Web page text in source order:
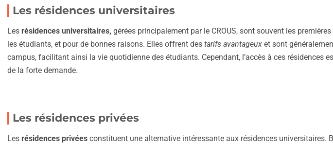
Les résidences universitaires
Les résidences universitaires, gérées principalement par le CROUS, sont souvent les
les étudiants, et pour de bonnes raisons. Elles offrent des tarifs avantageux et sont
campus, facilitant ainsi la vie quotidienne des étudiants. Cependant, l’accès à ces résidences
de la forte demande.
Les résidences privées
Les résidences privées constituent une alternative intéressante aux résidences universitaires.